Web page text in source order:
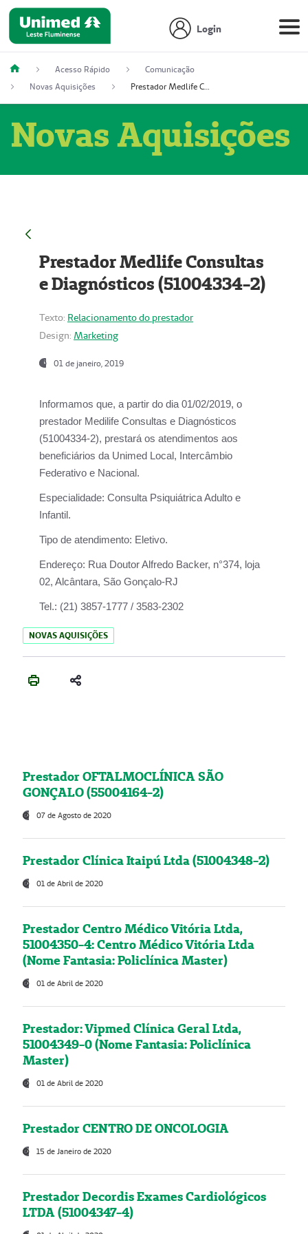
Login
Acesso Rápido
Comunicação
Novas Aquisições
Prestador Medlife Consultas e Diagnósticos (51004334-2)
Novas Aquisições
Prestador Medlife Consultas
e Diagnósticos (51004334-2)
Texto: Relacionamento do prestador
Design: Marketing
01 de janeiro, 2019
Informamos que, a partir do dia 01/02/2019, o
prestador Medilife Consultas e Diagnósticos
(51004334-2), prestará os atendimentos aos
beneficiários da Unimed Local, Intercâmbio
Federativo e Nacional.
Especialidade: Consulta Psiquiátrica Adulto e
Infantil.
Tipo de atendimento: Eletivo.
Endereço: Rua Doutor Alfredo Backer, n°374, loja
02, Alcântara, São Gonçalo-RJ
Tel.: (21) 3857-1777 / 3583-2302
NOVAS AQUISIÇÕES
Prestador OFTALMOCLÍNICA SÃO
GONÇALO (55004164-2)
07 de Agosto de 2020
Prestador Clínica Itaipú Ltda (51004348-2)
01 de Abril de 2020
Prestador Centro Médico Vitória Ltda,
51004350-4: Centro Médico Vitória Ltda
(Nome Fantasia: Policlínica Master)
01 de Abril de 2020
Prestador: Vipmed Clínica Geral Ltda,
51004349-0 (Nome Fantasia: Policlínica
Master)
01 de Abril de 2020
Prestador CENTRO DE ONCOLOGIA
15 de Janeiro de 2020
Prestador Decordis Exames Cardiológicos
LTDA (51004347-4)